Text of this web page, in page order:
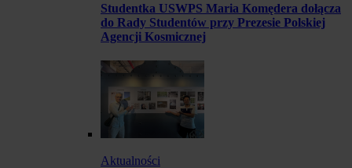
Studentka USWPS Maria Komędera dołącza
do Rady Studentów przy Prezesie Polskiej
Agencji Kosmicznej
Aktualności